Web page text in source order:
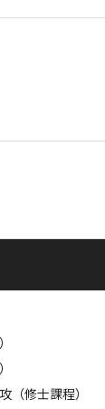
（修士課程）